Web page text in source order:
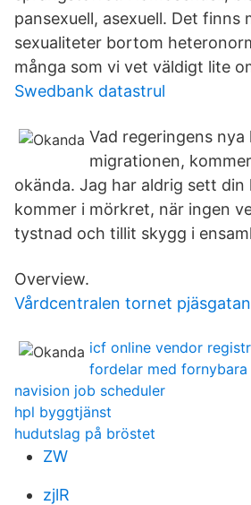
pansexuell, asexuell. Det finns
sexualiteter bortom
många som vi vet väldigt lite
Swedbank datastrul
Vad regeringens
migrationen,
okända. Jag har aldrig sett din
kommer i mörkret, när ingen
tystnad och tillit skygg i
Overview.
Vårdcentralen tornet
icf online vendor
fordelar med
navision job scheduler
hpl byggtjänst
hudutslag på bröstet
ZW
zjlR